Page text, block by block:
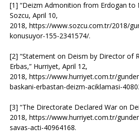
[1] “Deizm Admonition from Erdogan to
Sozcu, April 10,
2018, https://www.sozcu.com.tr/2018/
konusuyor-155-2341574/.
[2] “Statement on Deism by Director of
Erbas,” Hurriyet, April 12,
2018, https://www.hurriyet.com.tr/
baskani-erbastan-deizm-aciklamasi-
[3] “The Directorate Declared War on
2018, https://www.hurriyet.com.tr/
savas-acti-40964168.